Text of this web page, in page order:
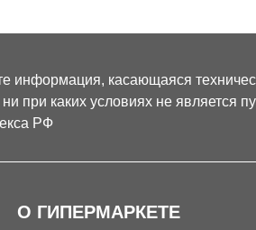
информация, касающаяся
при каких условиях не является
РФ
О ГИПЕРМАРКЕТЕ